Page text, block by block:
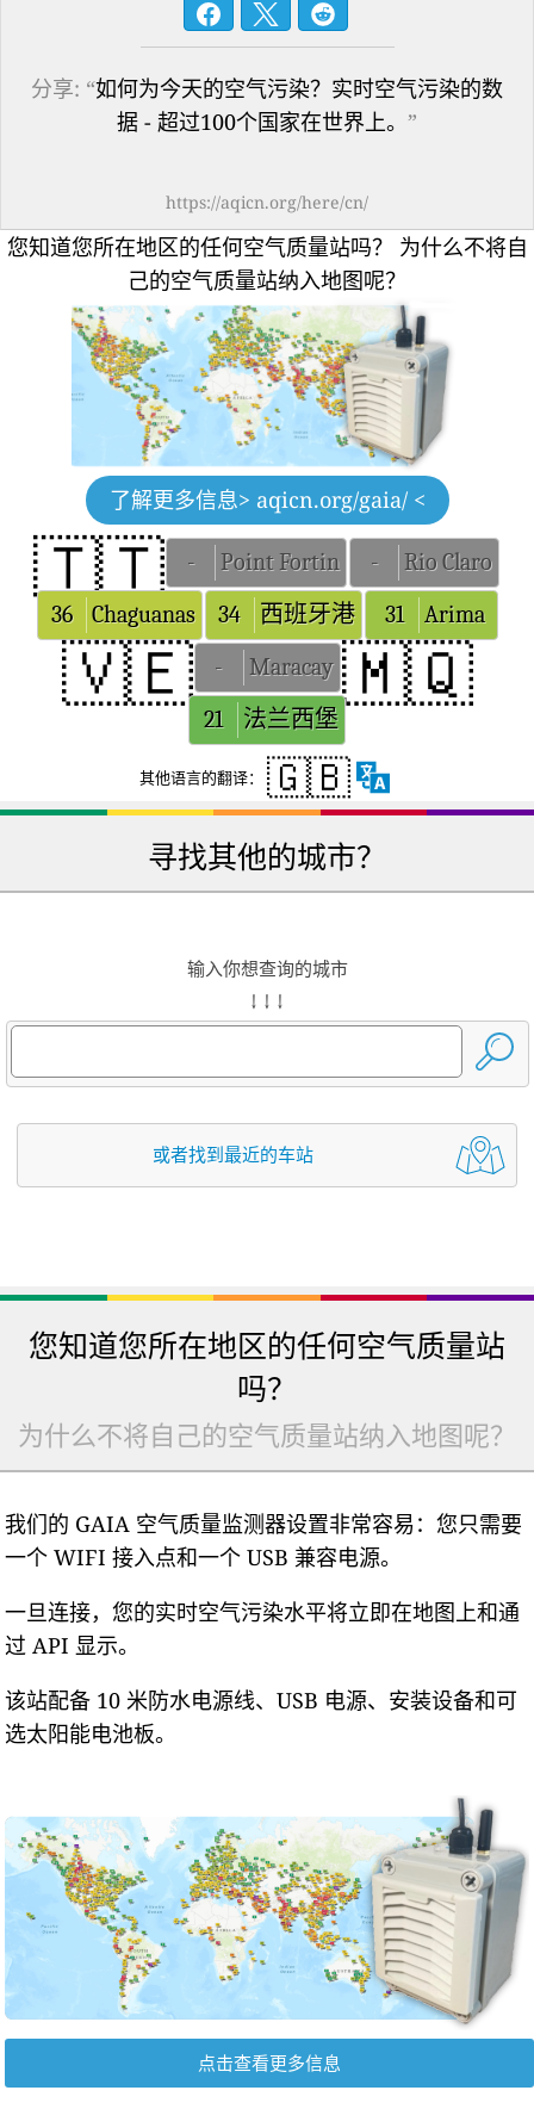
分享: “如何为今天的空气污染？实时空气污染的数
据 - 超过100个国家在世界上。 ”
https://aqicn.org/here/cn/
您知道您所在地区的任何空气质量站吗？
为什么不将自
己的空气质量站纳入地图呢？
了解更多信息> aqicn.org/gaia/ <
🇹🇹 - Point Fortin -
Rio Claro
36
Chaguanas 34 西班牙港 31 Arima
🇻🇪 - Maracay 🇲🇶
21 法兰西堡
其他语言的翻译： 🇬🇧
寻找其他的城市？
输入你想查询的城市
↓ ↓ ↓
或者找到最近的车站
您知道您所在地区的任何空气质量站
吗？
为什么不将自己的空气质量站纳入地图呢？
我们的 GAIA 空气质量监测器设置非常容易：您只需要
一个 WIFI 接入点和一个 USB 兼容电源。
一旦连接，您的实时空气污染水平将立即在地图上和通
过 API 显示。
该站配备 10 米防水电源线、USB 电源、安装设备和可
选太阳能电池板。
点击查看更多信息